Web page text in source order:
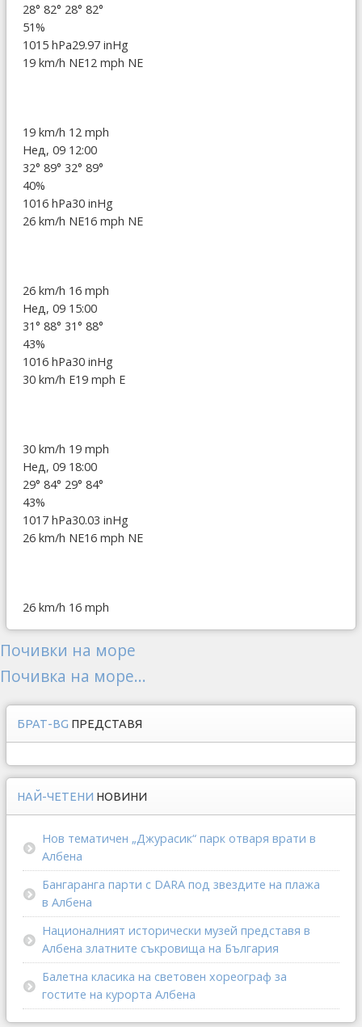
28° 82° 28° 82°
51%
1015 hPa29.97 inHg
19 km/h NE12 mph NE
19 km/h 12 mph
Нед, 09 12:00
32° 89° 32° 89°
40%
1016 hPa30 inHg
26 km/h NE16 mph NE
26 km/h 16 mph
Нед, 09 15:00
31° 88° 31° 88°
43%
1016 hPa30 inHg
30 km/h E19 mph E
30 km/h 19 mph
Нед, 09 18:00
29° 84° 29° 84°
43%
1017 hPa30.03 inHg
26 km/h NE16 mph NE
26 km/h 16 mph
Почивки на море
Почивка на море...
БРАТ-BG ПРЕДСТАВЯ
НАЙ-ЧЕТЕНИ НОВИНИ
Нов тематичен „Джурасик“ парк отваря врати в
Албена
Бангаранга парти с DARA под звездите на плажа
в Албена
Националният исторически музей представя в
Албена златните съкровища на България
Балетна класика на световен хореограф за
гостите на курорта Албена